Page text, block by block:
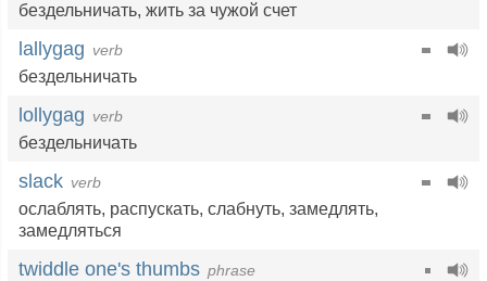
бездельничать, жить за чужой счет
lallygag verb
бездельничать
lollygag verb
бездельничать
slack verb
ослаблять, распускать, слабнуть, замедлять,
замедляться
twiddle one's thumbs phrase